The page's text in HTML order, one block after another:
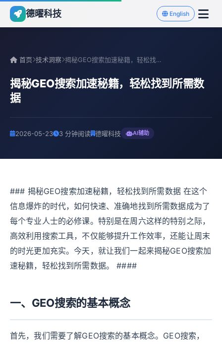
德曜科技 English
首页 技术洞察 揭秘GEO搜索加速秘籍，轻松找到所需数据
揭秘GEO搜索加速秘籍，轻松找到所需数
据
2026-05-23 3 分钟阅读 德曜科技 AI辅助
### 揭秘GEO搜索加速秘籍，轻松找到所需数据 在这个
信息爆炸的时代，如何快速、准确地找到所需数据成为了
每个专业人士的必修课。特别是在周六这样的特别之际，
高效利用搜索工具，不仅能够提升工作效率，还能让周末
的时光更加充实。今天，就让我们一起来揭秘GEO搜索加
速秘籍，轻松找到所需数据。 ####
一、GEO搜索的基本概念
首先，我们需要了解GEO搜索的基本概念。GEO搜索，